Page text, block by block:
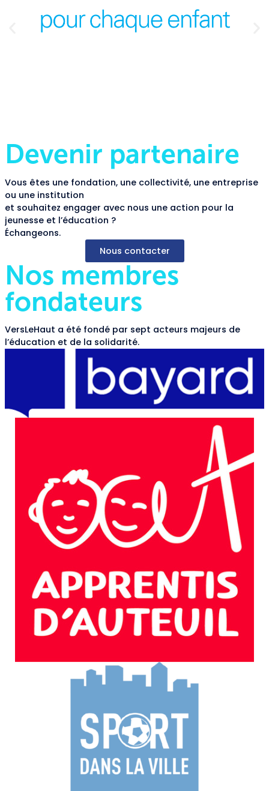
Devenir partenaire
Vous êtes une fondation, une collectivité, une entreprise
ou une institution
et souhaitez engager avec nous une action pour la
jeunesse et l’éducation ?
Échangeons.
Nous contacter
Nos membres
fondateurs
VersLeHaut a été fondé par sept acteurs majeurs de
l’éducation et de la solidarité.